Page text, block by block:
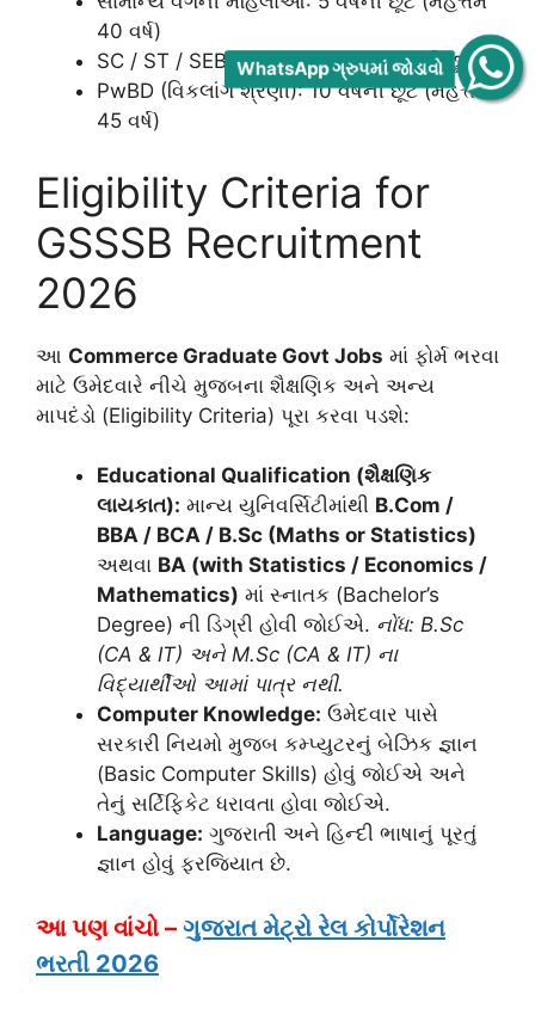
40 વર્ષ)
SC / ST / SEBC / EWS (પુરુષ): 5 વર્ષની છૂટ
PwBD (વિકલાંગ શ્રેણી): 10 વર્ષની છૂટ (મહત્તમ
45 વર્ષ)
Eligibility Criteria for
GSSSB Recruitment
2026
આ Commerce Graduate Govt Jobs માં ફોર્મ ભરવા
માટે ઉમેદવારે નીચે મુજબના શૈક્ષણિક અને અન્ય
માપદંડો (Eligibility Criteria) પૂરા કરવા પડશે:
Educational Qualification (શૈક્ષણિક
લાયકાત): માન્ય યુનિવર્સિટીમાંથી B.Com /
BBA / BCA / B.Sc (Maths or Statistics)
અથવા BA (with Statistics / Economics /
Mathematics) માં સ્નાતક (Bachelor’s
Degree) ની ડિગ્રી હોવી જોઈએ. નોંધ: B.Sc
(CA & IT) અને M.Sc (CA & IT) ના
વિદ્યાર્થીઓ આમાં પાત્ર નથી.
Computer Knowledge: ઉમેદવાર પાસે
સરકારી નિયમો મુજબ કમ્પ્યુટરનું બેઝિક જ્ઞાન
(Basic Computer Skills) હોવું જોઈએ અને
તેનું સર્ટિફિકેટ ધરાવતા હોવા જોઈએ.
Language: ગુજરાતી અને હિન્દી ભાષાનું પૂરતું
જ્ઞાન હોવું ફરજિયાત છે.
આ પણ વાંચો – ગુજરાત મેટ્રો રેલ કોર્પોરેશન
ભરતી 2026
WhatsApp ગ્રુપમાં જોડાવો